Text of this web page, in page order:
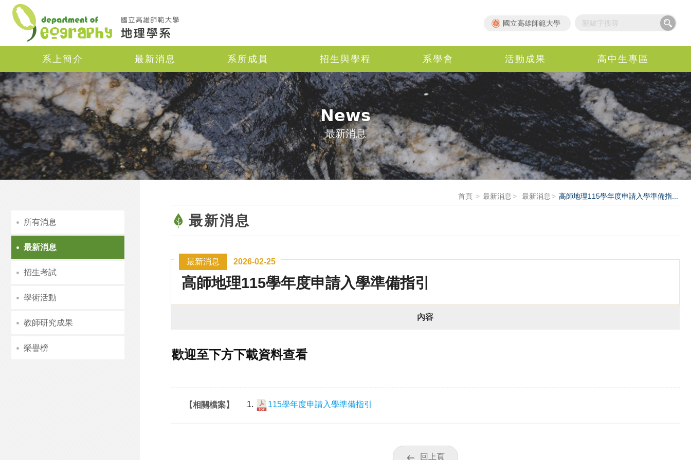
Navigation
系上簡介 最新消息 系所成員 招生與學程 系學會 活動成果 高中生專區
國立高雄師範大學
News
最新消息
首頁 最新消息 最新消息 高師地理115學年度申請入學準備指...
最新消息
最新消息 2026-02-25
高師地理115學年度申請入學準備指引
內容
歡迎至下方下載資料查看
【相關檔案】 115學年度申請入學準備指引
回上頁
所有消息
最新消息
招生考試
學術活動
教師研究成果
榮譽榜